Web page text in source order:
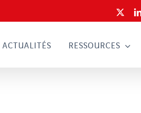
ACTUALITÉS RESSOURCES